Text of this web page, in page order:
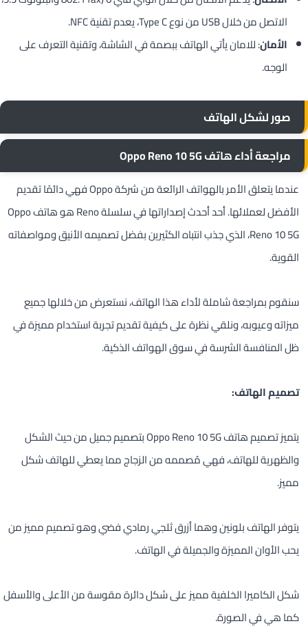
الاتصل من خلال USB من نوع Type C، يعدم تقنية NFC.
الأمان: للامان يأتي الهاتف ببصمة في الشاشة، وتقنية التعرف على
الوجه.
صور لشكل الهاتف
مراجعة أداء هاتف Oppo Reno 10 5G
عندما يتعلق الأمر بالهواتف الرائعة من شركة Oppo فهي دائمًا تقديم
الأفضل لعملائها. أحد أحدث إصداراتها في سلسلة Reno هو هاتف Oppo
Reno 10 5G، الذي جذب انتباه الكثيرين بفضل تصميمه الأنيق ومواصفاته
القوية.
سنقوم بمراجعة شاملة لأداء هذا الهاتف، نستعرض من خلالها جميع
ميزاته وعيوبه، ونلقي نظرة على كيفية تقديم تجربة استخدام مميزة في
ظل المنافسة الشرسة في سوق الهواتف الذكية.
تصميم الهاتف:
يتميز تصميم هاتف Oppo Reno 10 5G بتصميم جميل من حيث الشكل
والظهرية للهاتف، فهي مُصممه من الزجاج مما يعطي للهاتف شكل
مميز.
يتوفر الهاتف بلونين وهما أزرق ثلجي رمادي فضي وهو تصميم مميز من
يحب الأوان المميزة والجميلة في الهاتف.
شكل الكاميرا الخلفية مميز على شكل دائرة مقوسة من الأعلى والأسفل
كما هي في الصورة.